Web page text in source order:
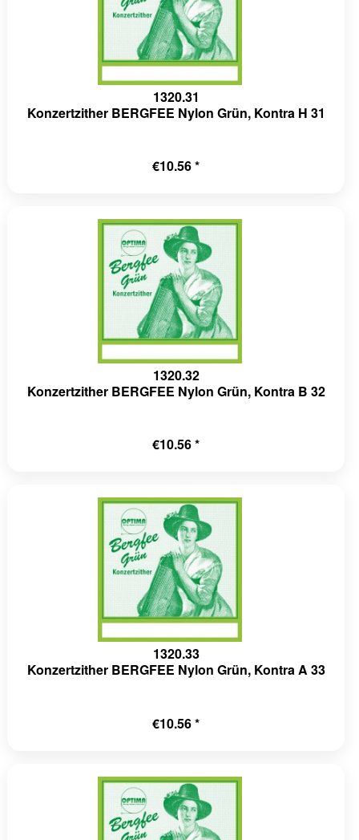
1320.31
Konzertzither BERGFEE Nylon Grün, Kontra H 31
€10.56 *
1320.32
Konzertzither BERGFEE Nylon Grün, Kontra B 32
€10.56 *
1320.33
Konzertzither BERGFEE Nylon Grün, Kontra A 33
€10.56 *